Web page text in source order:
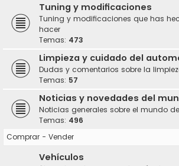
Tuning y modificaciones
Tuning y modificaciones que has
hacer
Temas: 473
Limpieza y cuidado del
Dudas y comentarios sobre la
Temas: 57
Noticias y novedades del
Noticias generales sobre el mundo
Temas: 496
Comprar - Vender
Vehículos